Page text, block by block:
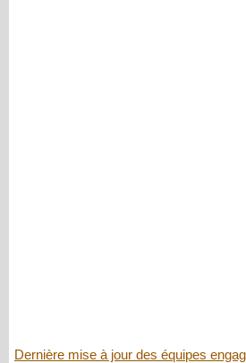
Dernière mise à jour des équipes